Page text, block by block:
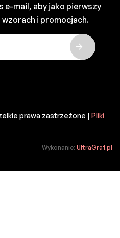
e-mail, aby jako pierwszy
wzorach i promocjach.
prawa zastrzeżone | Pliki
Wykonanie: UltraGraf.pl